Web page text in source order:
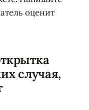
оценит
случая,